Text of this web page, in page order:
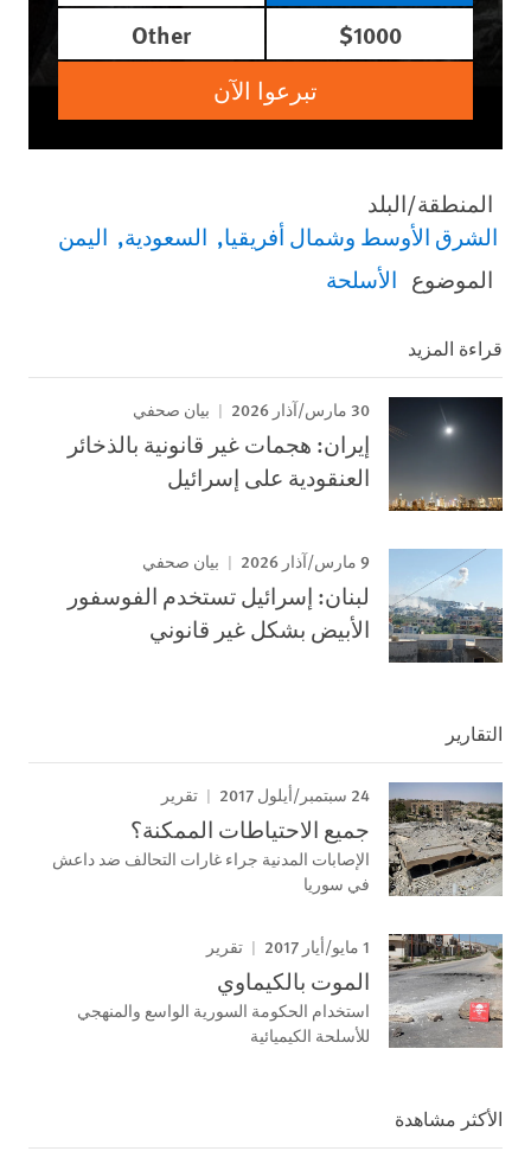
$1000
Other
تبرعوا الآن
المنطقة/البلد
الشرق الأوسط وشمال أفريقيا السعودية اليمن
الموضوع الأسلحة
قراءة المزيد
30 مارس/آذار 2026 بيان صحفي
إيران: هجمات غير قانونية بالذخائر
العنقودية على إسرائيل
9 مارس/آذار 2026 بيان صحفي
لبنان: إسرائيل تستخدم الفوسفور
الأبيض بشكل غير قانوني
التقارير
24 سبتمبر/أيلول 2017 تقرير
جميع الاحتياطات الممكنة؟
الإصابات المدنية جراء غارات التحالف ضد داعش
في سوريا
1 مايو/أيار 2017 تقرير
الموت بالكيماوي
استخدام الحكومة السورية الواسع والمنهجي
للأسلحة الكيميائية
الأكثر مشاهدة